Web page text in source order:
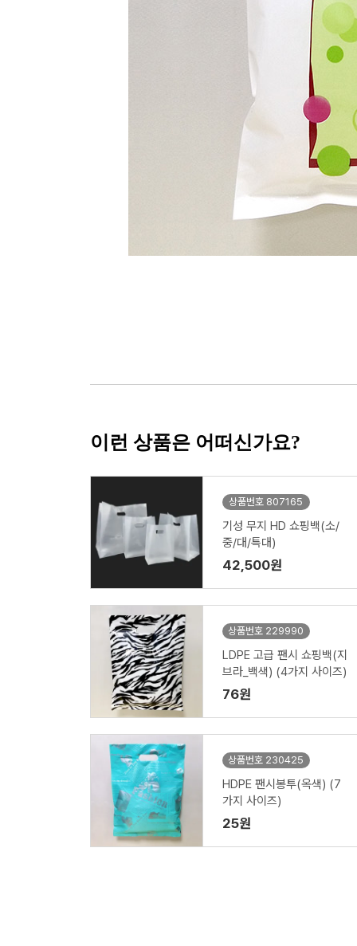
이런 상품은 어떠신가요?
상품번호 807165
기성 무지 HD 쇼핑백(소/
중/대/특대)
42,500원
상품번호 229990
LDPE 고급 팬시 쇼핑백(지
브라_백색) (4가지 사이즈)
76원
상품번호 230425
HDPE 팬시봉투(옥색) (7
가지 사이즈)
25원